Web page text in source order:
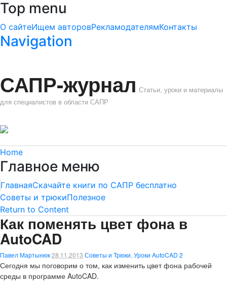
Top menu
О сайтеИщем авторовРекламодателямКонтакты
Navigation
САПР-журнал Статьи, уроки и материалы
для специалистов в области САПР
Home
Главное меню
ГлавнаяСкачайте книги по САПР бесплатно
Советы и трюкиПолезное
Return to Content
Как поменять цвет фона в
AutoCAD
Павел Мартынюк28.11.2013 Советы и Трюки Уроки AutoCAD 2
Сегодня мы поговорим о том, как изменить цвет фона рабочей
среды в программе AutoCAD.